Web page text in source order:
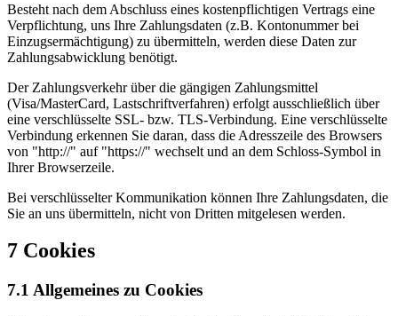
Besteht nach dem Abschluss eines kostenpflichtigen Vertrags eine
Verpflichtung, uns Ihre Zahlungsdaten (z.B. Kontonummer bei
Einzugsermächtigung) zu übermitteln, werden diese Daten zur
Zahlungsabwicklung benötigt.
Der Zahlungsverkehr über die gängigen Zahlungsmittel
(Visa/MasterCard, Lastschriftverfahren) erfolgt ausschließlich über
eine verschlüsselte SSL- bzw. TLS-Verbindung. Eine verschlüsselte
Verbindung erkennen Sie daran, dass die Adresszeile des Browsers
von "http://" auf "https://" wechselt und an dem Schloss-Symbol in
Ihrer Browserzeile.
Bei verschlüsselter Kommunikation können Ihre Zahlungsdaten, die
Sie an uns übermitteln, nicht von Dritten mitgelesen werden.
7 Cookies
7.1 Allgemeines zu Cookies